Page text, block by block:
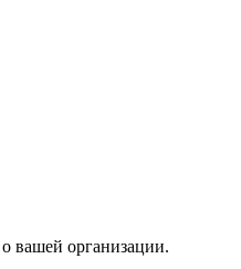
вашей организации.